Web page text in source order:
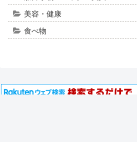
美容・健康
食べ物